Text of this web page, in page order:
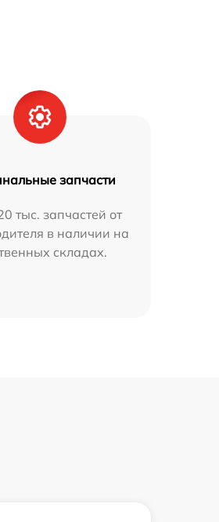
запчасти
тыс. запчастей от
в наличии на
складах.